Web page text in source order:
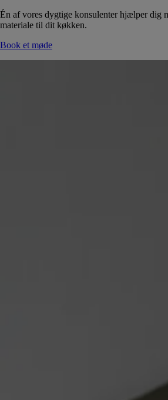
Én af vores dygtige konsulenter hjælper dig
materiale til dit køkken.
Book et møde